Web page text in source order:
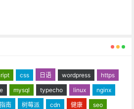
css 日语 wordpress
https
mysql typecho linux
nginx
指南 树莓派 cdn 健康
seo